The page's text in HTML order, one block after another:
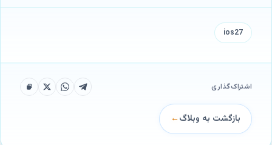
ios27
اشتراک‌گذاری
بازگشت به وبلاگ←